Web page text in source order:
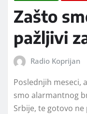
Zašto
pažljivi
Radio Koprijan
Poslednjih meseci,
smo alarmantnog
Srbije, te gotovo